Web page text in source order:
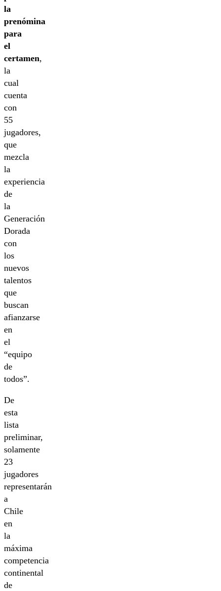
la
prenómina
para
el
certamen,
la
cual
cuenta
con
55
jugadores,
que
mezcla
la
experiencia
de
la
Generación
Dorada
con
los
nuevos
talentos
que
buscan
afianzarse
en
el
“equipo
de
todos”.
De
esta
lista
preliminar,
solamente
23
jugadores
representarán
a
Chile
en
la
máxima
competencia
continental
de